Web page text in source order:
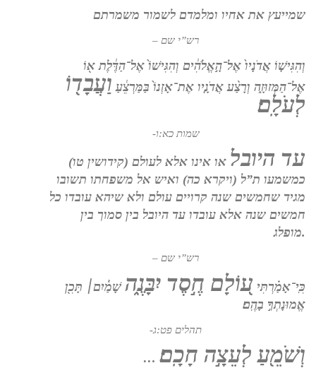
שמייעץ את אחיו ומלמדם לשמור משמרתם
– רש”י שם
וְהִגִּישׁ֤וֹ אֲדֹנָיו֙ אֶל־הָ֣אֱלֹהִ֔ים וְהִגִּישׁוֹ֙ אֶל־הַדֶּ֔לֶת א֖וֹ
אֶל־הַמְּזוּזָ֑ה וְרָצַ֨ע אֲדֹנָ֤יו אֶת־אָזְנוֹ֙ בַּמַּרְצֵ֔עַ וַעֲבָד֖וֹ
לְעֹלָֽם׃
-שמות כא:ו
עד היובל או אינו אלא לעולם (קידושין טו)
כמשמעו ת”ל (ויקרא כה) ואיש אל משפחתו תשובו
מגיד שחמשים שנה קרויים עולם ולא שיהא עובדו כל
חמשים שנה אלא עובדו עד היובל בין סמוך בין
מופלג.
– רש”י שם
כִּֽי־אָמַ֗רְתִּי ע֭וֹלָם חֶ֣סֶד יִבָּנֶ֑ה שָׁמַ֓יִם׀ תָּכִ֖ן
אֱמוּנָתְךָ֣ בָהֶֽם׃
-תהלים פט:ג
… וְשֹׁמֵ֖עַ לְעֵצָ֣ה חָכָֽם׃